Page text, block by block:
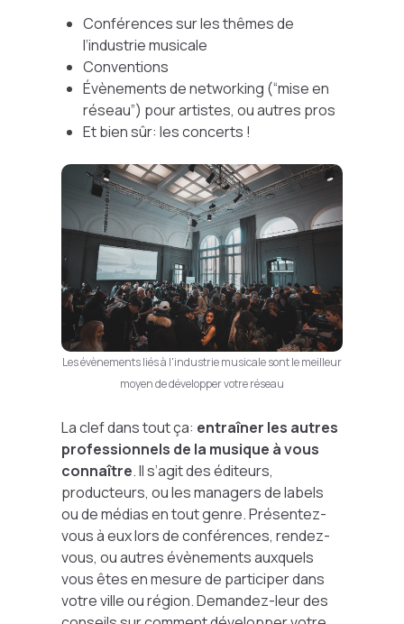
Conférences sur les thêmes de
l’industrie musicale
Conventions
Évènements de networking (“mise en
réseau”) pour artistes, ou autres pros
Et bien sûr: les concerts !
Les évènements liés à l'industrie musicale sont le meilleur
moyen de développer votre réseau
La clef dans tout ça: entraîner les autres
professionnels de la musique à vous
connaître. Il s’agit des éditeurs,
producteurs, ou les managers de labels
ou de médias en tout genre. Présentez-
vous à eux lors de conférences, rendez-
vous, ou autres évènements auxquels
vous êtes en mesure de participer dans
votre ville ou région. Demandez-leur des